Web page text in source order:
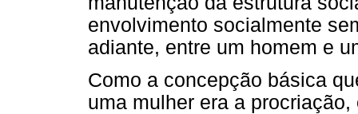
envolvimento socialmente
adiante, entre um homem e
Como a concepção básica
uma mulher era a